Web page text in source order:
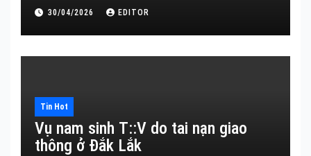
30/04/2026 EDITOR
Tin Hot
Vụ nam sinh T::V do tai nạn giao
thông ở Đắk Lắk